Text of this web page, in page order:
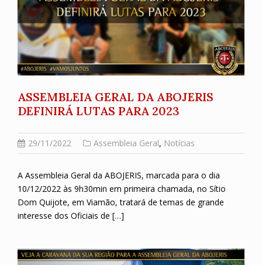
ASSEMBLEIA GERAL DA ABOJERIS
DEFINIRÁ LUTAS PARA 2023
29/11/2022 Assembleia Geral, Notícias
A Assembleia Geral da ABOJERIS, marcada para o dia
10/12/2022 às 9h30min em primeira chamada, no Sítio
Dom Quijote, em Viamão, tratará de temas de grande
interesse dos Oficiais de […]